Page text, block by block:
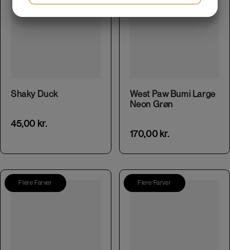
Shaky Duck
45,00 kr.
West Paw Bumi Large
Neon Grøn
170,00 kr.
Flere Farver Flere Farver